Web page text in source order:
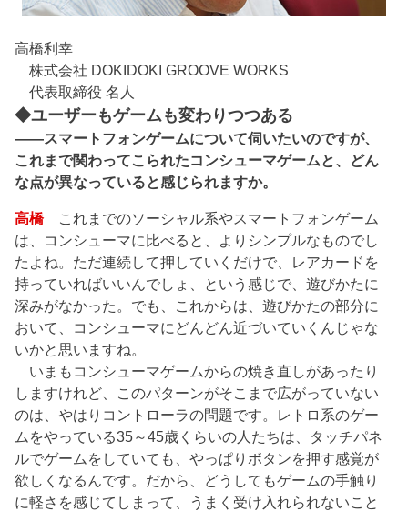
高橋利幸
株式会社 DOKIDOKI GROOVE WORKS
代表取締役 名人
◆ユーザーもゲームも変わりつつある
――スマートフォンゲームについて伺いたいのですが、
これまで関わってこられたコンシューマゲームと、どん
な点が異なっていると感じられますか。
高橋これまでのソーシャル系やスマートフォンゲーム
は、コンシューマに比べると、よりシンプルなものでし
たよね。ただ連続して押していくだけで、レアカードを
持っていればいいんでしょ、という感じで、遊びかたに
深みがなかった。でも、これからは、遊びかたの部分に
おいて、コンシューマにどんどん近づいていくんじゃな
いかと思いますね。
いまもコンシューマゲームからの焼き直しがあったり
しますけれど、このパターンがそこまで広がっていない
のは、やはりコントローラの問題です。レトロ系のゲー
ムをやっている35～45歳くらいの人たちは、タッチパネ
ルでゲームをしていても、やっぱりボタンを押す感覚が
欲しくなるんです。だから、どうしてもゲームの手触り
に軽さを感じてしまって、うまく受け入れられないこと